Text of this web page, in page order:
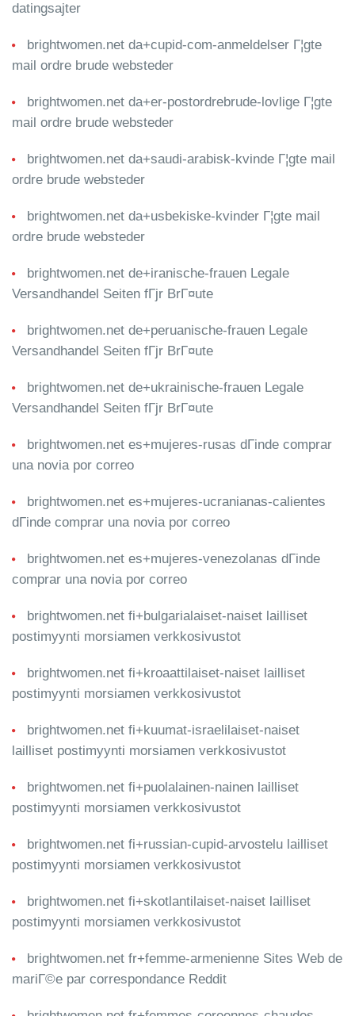
datingsajter
brightwomen.net da+cupid-com-anmeldelser Г¦gte
mail ordre brude websteder
brightwomen.net da+er-postordrebrude-lovlige Г¦gte
mail ordre brude websteder
brightwomen.net da+saudi-arabisk-kvinde Г¦gte mail
ordre brude websteder
brightwomen.net da+usbekiske-kvinder Г¦gte mail
ordre brude websteder
brightwomen.net de+iranische-frauen Legale
Versandhandel Seiten fГјr BrГ¤ute
brightwomen.net de+peruanische-frauen Legale
Versandhandel Seiten fГјr BrГ¤ute
brightwomen.net de+ukrainische-frauen Legale
Versandhandel Seiten fГјr BrГ¤ute
brightwomen.net es+mujeres-rusas dГіnde comprar
una novia por correo
brightwomen.net es+mujeres-ucranianas-calientes
dГіnde comprar una novia por correo
brightwomen.net es+mujeres-venezolanas dГіnde
comprar una novia por correo
brightwomen.net fi+bulgarialaiset-naiset lailliset
postimyynti morsiamen verkkosivustot
brightwomen.net fi+kroaattilaiset-naiset lailliset
postimyynti morsiamen verkkosivustot
brightwomen.net fi+kuumat-israelilaiset-naiset
lailliset postimyynti morsiamen verkkosivustot
brightwomen.net fi+puolalainen-nainen lailliset
postimyynti morsiamen verkkosivustot
brightwomen.net fi+russian-cupid-arvostelu lailliset
postimyynti morsiamen verkkosivustot
brightwomen.net fi+skotlantilaiset-naiset lailliset
postimyynti morsiamen verkkosivustot
brightwomen.net fr+femme-armenienne Sites Web de
mariГ©e par correspondance Reddit